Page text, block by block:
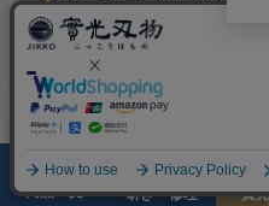
商品レビューを書いて頂
います。
商品一覧 研ぎ・修理 實